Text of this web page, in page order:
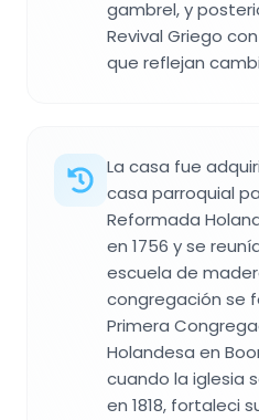
gambrel, y
Revival Griego
que reflejan
La casa fue
casa parroquial
Reformada
en 1756 y se
escuela de
congregación se
Primera
Holandesa en
cuando la iglesia
en 1818, fortaleci